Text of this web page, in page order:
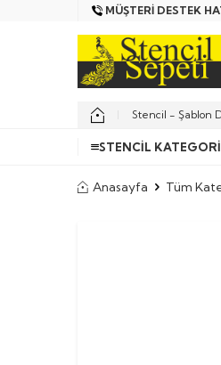
MÜŞTERI DESTEK
Stencil - Şablon
STENCIL
Anasayfa Tüm